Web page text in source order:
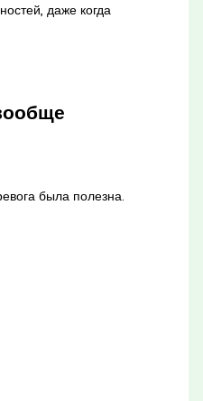
даже когда
была полезна.